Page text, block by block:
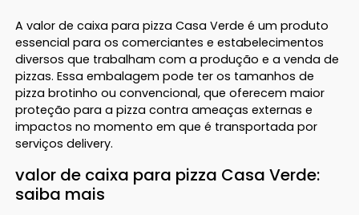
A valor de caixa para pizza Casa Verde é um produto
essencial para os comerciantes e estabelecimentos
diversos que trabalham com a produção e a venda de
pizzas. Essa embalagem pode ter os tamanhos de
pizza brotinho ou convencional, que oferecem maior
proteção para a pizza contra ameaças externas e
impactos no momento em que é transportada por
serviços delivery.
valor de caixa para pizza Casa Verde:
saiba mais